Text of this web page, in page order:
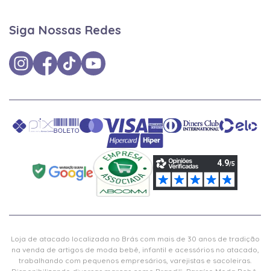
Siga Nossas Redes
Loja de atacado localizada no Brás com mais de 30 anos de tradição
na venda de artigos de moda bebê, infantil e acessórios no atacado,
trabalhando com pequenos empresários, varejistas e sacoleiras.